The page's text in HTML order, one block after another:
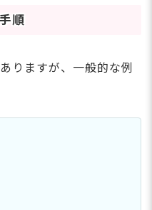
順
りますが、一般的な例